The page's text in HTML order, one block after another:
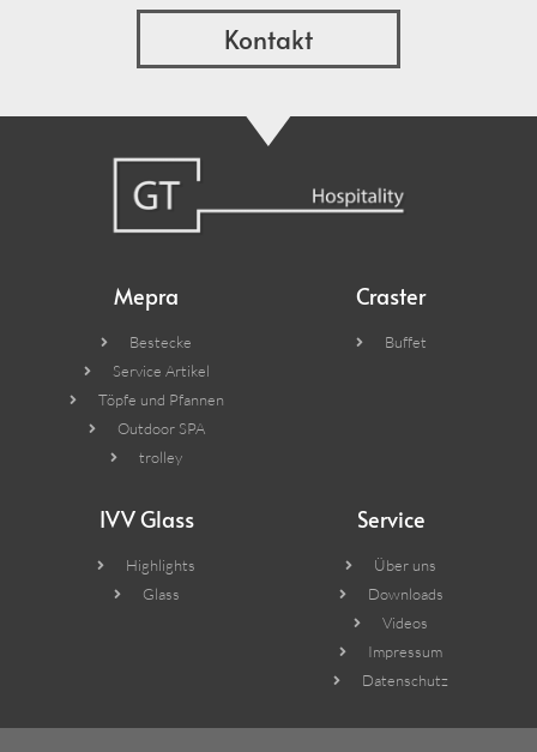
Kontakt
Mepra
Bestecke
Service Artikel
Töpfe und Pfannen
Outdoor SPA
trolley
Craster
Buffet
IVV Glass
Highlights
Glass
Service
Über uns
Downloads
Videos
Impressum
Datenschutz